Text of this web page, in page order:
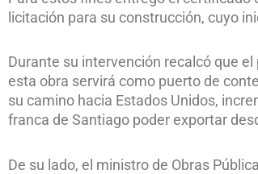
licitación para su construcción, cuyo
Durante su intervención recalcó que
esta obra servirá como puerto de
su camino hacia Estados Unidos,
franca de Santiago poder exportar
De su lado, el ministro de Obras